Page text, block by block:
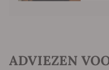
ADVIEZEN